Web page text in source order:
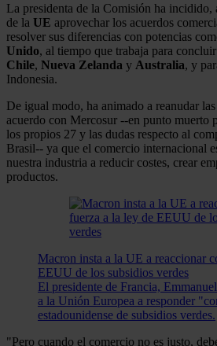
La presidenta de la Comisión ha incidido,
de la UE aprovechar los acuerdos
resolver sus diferencias con potencias
Unido, al tiempo que trabaja para
Chile, Nueva Zelanda y Australia, y
Indonesia.
De igual modo, ha animado a reanudar
acuerdo con Mercosur --en punto muerto
los propios 27 y las dudas respecto al
Brasil-- ya que el comercio internacional
nuestra industria a reducir costes, crear
productos.
Macron insta a la UE a reaccionar
EEUU de los subsidios verdes
El presidente de Francia,
a la Unión Europea a responder
estadounidense de subsidios verdes.
"Pero cuando el comercio no es justo,